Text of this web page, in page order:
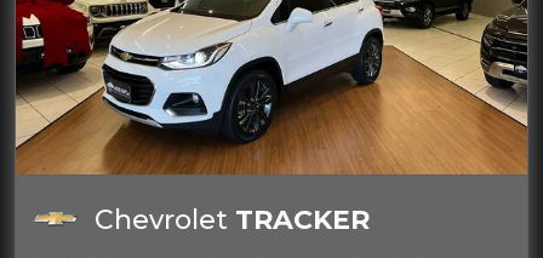
Chevrolet TRACKER